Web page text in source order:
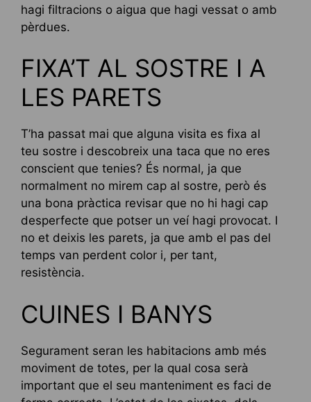
hagi filtracions o aigua que hagi vessat o amb
pèrdues.
FIXA’T AL SOSTRE I A
LES PARETS
T’ha passat mai que alguna visita es fixa al
teu sostre i descobreix una taca que no eres
conscient que tenies? És normal, ja que
normalment no mirem cap al sostre, però és
una bona pràctica revisar que no hi hagi cap
desperfecte que potser un veí hagi provocat. I
no et deixis les parets, ja que amb el pas del
temps van perdent color i, per tant,
resistència.
CUINES I BANYS
Segurament seran les habitacions amb més
moviment de totes, per la qual cosa serà
important que el seu manteniment es faci de